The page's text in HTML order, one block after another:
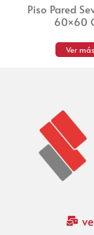
Piso Pared
60×60
Ver más